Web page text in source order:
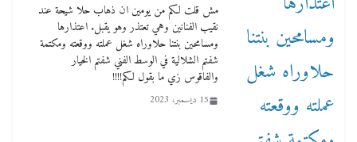
مش قلت لكم من يومين ان ذهاب حلا شيحة عند
نقيب الفنانين وهي تعتذر وهو يقبل. اعتذارها
ومسامحين بنتنا حلاوراه شغل عملته ووقعته ومكتمة
شفتم الشلالية في الوسط الفني شفتم الخيار
والفاقوس زي ما بقول لكم!!!!
15 ديسمبر، 2023